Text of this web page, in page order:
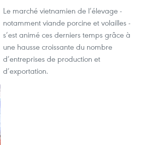
Le marché vietnamien de l’élevage -
notamment viande porcine et volailles -
s’est animé ces derniers temps grâce à
une hausse croissante du nombre
d’entreprises de production et
d’exportation.